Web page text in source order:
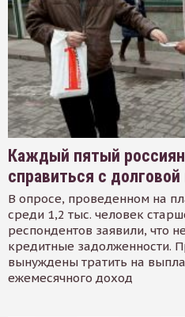
Каждый пятый
справиться с долговой
В опросе, проведенном на
среди 1,2 тыс. человек
респондентов заявили, что
кредитные задолженности.
вынуждены тратить на
ежемесячного доход